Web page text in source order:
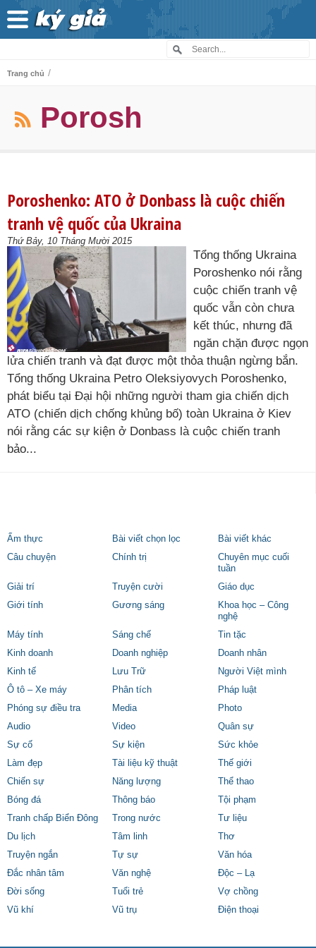
Trang chủ /
Porosh
Poroshenko: ATO ở Donbass là cuộc chiến
tranh vệ quốc của Ukraina
Thứ Bảy, 10 Tháng Mười 2015
Tổng thống Ukraina
Poroshenko nói rằng
cuộc chiến tranh vệ
quốc vẫn còn chưa
kết thúc, nhưng đã
ngăn chặn được ngọn
lửa chiến tranh và đạt được một thỏa thuận ngừng bắn.
Tổng thống Ukraina Petro Oleksiyovych Poroshenko,
phát biểu tại Đại hội những người tham gia chiến dịch
ATO (chiến dịch chống khủng bố) toàn Ukraina ở Kiev
nói rằng các sự kiện ở Donbass là cuộc chiến tranh
bảo...
Ẩm thực Bài viết chọn lọc
Bài viết khác
Câu chuyện
Chính trị
Chuyên mục cuối
tuần
Giải trí
Truyện cười
Giáo dục
Giới tính
Gương sáng
Khoa học – Công
nghệ
Máy tính
Sáng chế
Tin tặc
Kinh doanh
Doanh nghiệp
Doanh nhân
Kinh tế
Lưu Trữ
Người Việt mình
Ô tô – Xe máy
Phân tích
Pháp luật
Phóng sự điều tra
Media
Photo
Audio
Video
Quân sự
Sự cố
Sự kiện
Sức khỏe
Làm đẹp
Tài liệu kỹ thuật
Thế giới
Chiến sự
Năng lượng
Thể thao
Bóng đá
Thông báo
Tội phạm
Tranh chấp Biển Đông
Trong nước
Tư liệu
Du lịch
Tâm linh
Thơ
Truyện ngắn
Tự sự
Văn hóa
Đắc nhân tâm
Văn nghệ
Độc – Lạ
Đời sống
Tuổi trẻ
Vợ chồng
Vũ khí
Vũ trụ Điện thoại